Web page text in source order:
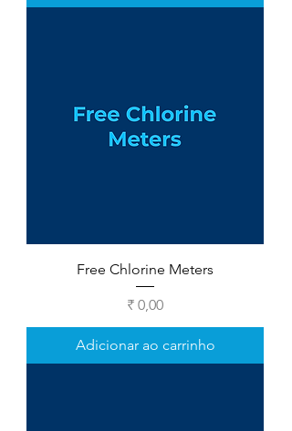
Free Chlorine Meters
Preço
₹ 0,00
Adicionar ao carrinho